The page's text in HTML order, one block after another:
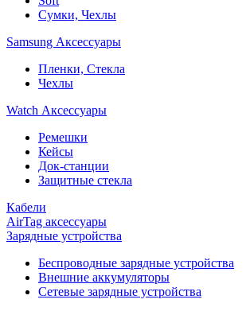
Сумки, Чехлы
Samsung Аксессуары
Пленки, Стекла
Чехлы
Watch Аксессуары
Ремешки
Кейсы
Док-станции
Защитные стекла
Кабели
AirTag аксессуары
Зарядные устройства
Беспроводные зарядные устройства
Внешние аккумуляторы
Сетевые зарядные устройства